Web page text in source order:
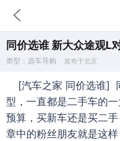
同价选谁 新大众途观L
类型：选车导购 发布于北京
[汽车之家 同价选谁]
型，一直都是二手车的
预算，买新车还是买二
章中的粉丝朋友就是这